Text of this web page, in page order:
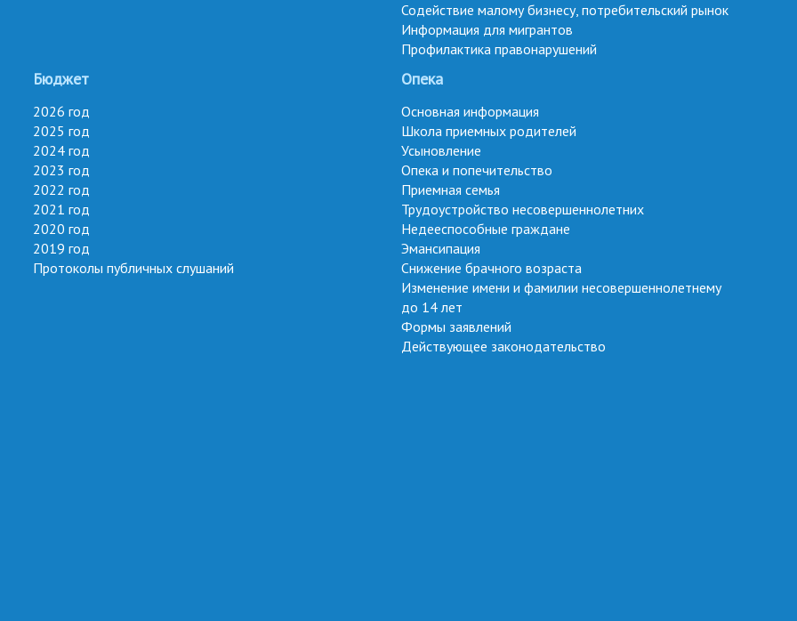
Содействие малому бизнесу, потребительский рынок
Информация для мигрантов
Профилактика правонарушений
Бюджет
2026 год
2025 год
2024 год
2023 год
2022 год
2021 год
2020 год
2019 год
Протоколы публичных слушаний
Опека
Основная информация
Школа приемных родителей
Усыновление
Опека и попечительство
Приемная семья
Трудоустройство несовершеннолетних
Недееспособные граждане
Эмансипация
Снижение брачного возраста
Изменение имени и фамилии несовершеннолетнему
до 14 лет
Формы заявлений
Действующее законодательство